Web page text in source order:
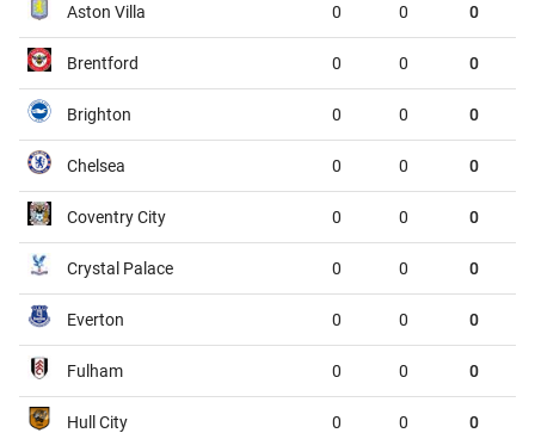
Sochaux
Aston Villa 0 0 0
Brentford 0 0 0
Brighton 0 0 0
Chelsea 0 0 0
Coventry City 0 0 0
Crystal Palace 0 0 0
Everton 0 0 0
Fulham 0 0 0
Hull City 0 0 0